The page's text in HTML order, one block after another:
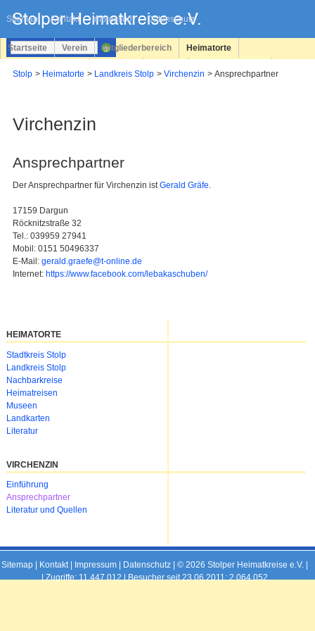
Sitemap Kontakt Impressum Datenschutz
überspringen
Startseite Verein Mitgliederbereich Heimatorte
Stolp Heimatorte Landkreis Stolp Virchenzin Ansprechpartner
Virchenzin
Ansprechpartner
Der Ansprechpartner für Virchenzin istGerald Gräfe.
17159 Dargun
Röcknitzstraße 32
Tel.: 039959 27941
Mobil: 0151 50496337
E-Mail: gerald.graefe@t-online.de
Internet: https://www.facebook.com/lebakaschuben/
HEIMATORTE
Navigation
überspringen
Stadtkreis Stolp
Landkreis Stolp
Nachbarkreise
Heimatreisen
Museen
Landkarten
Literatur
VIRCHENZIN
Navigation
überspringen
Einführung
Ansprechpartner
Literatur und Quellen
Sitemap| Kontakt| Impressum| Datenschutz| © 2026 Stolper Heimatkreise e.V. |
| Zugriffe: 11.447.012 | Besucher seit 23.06.2011: 2.064.052